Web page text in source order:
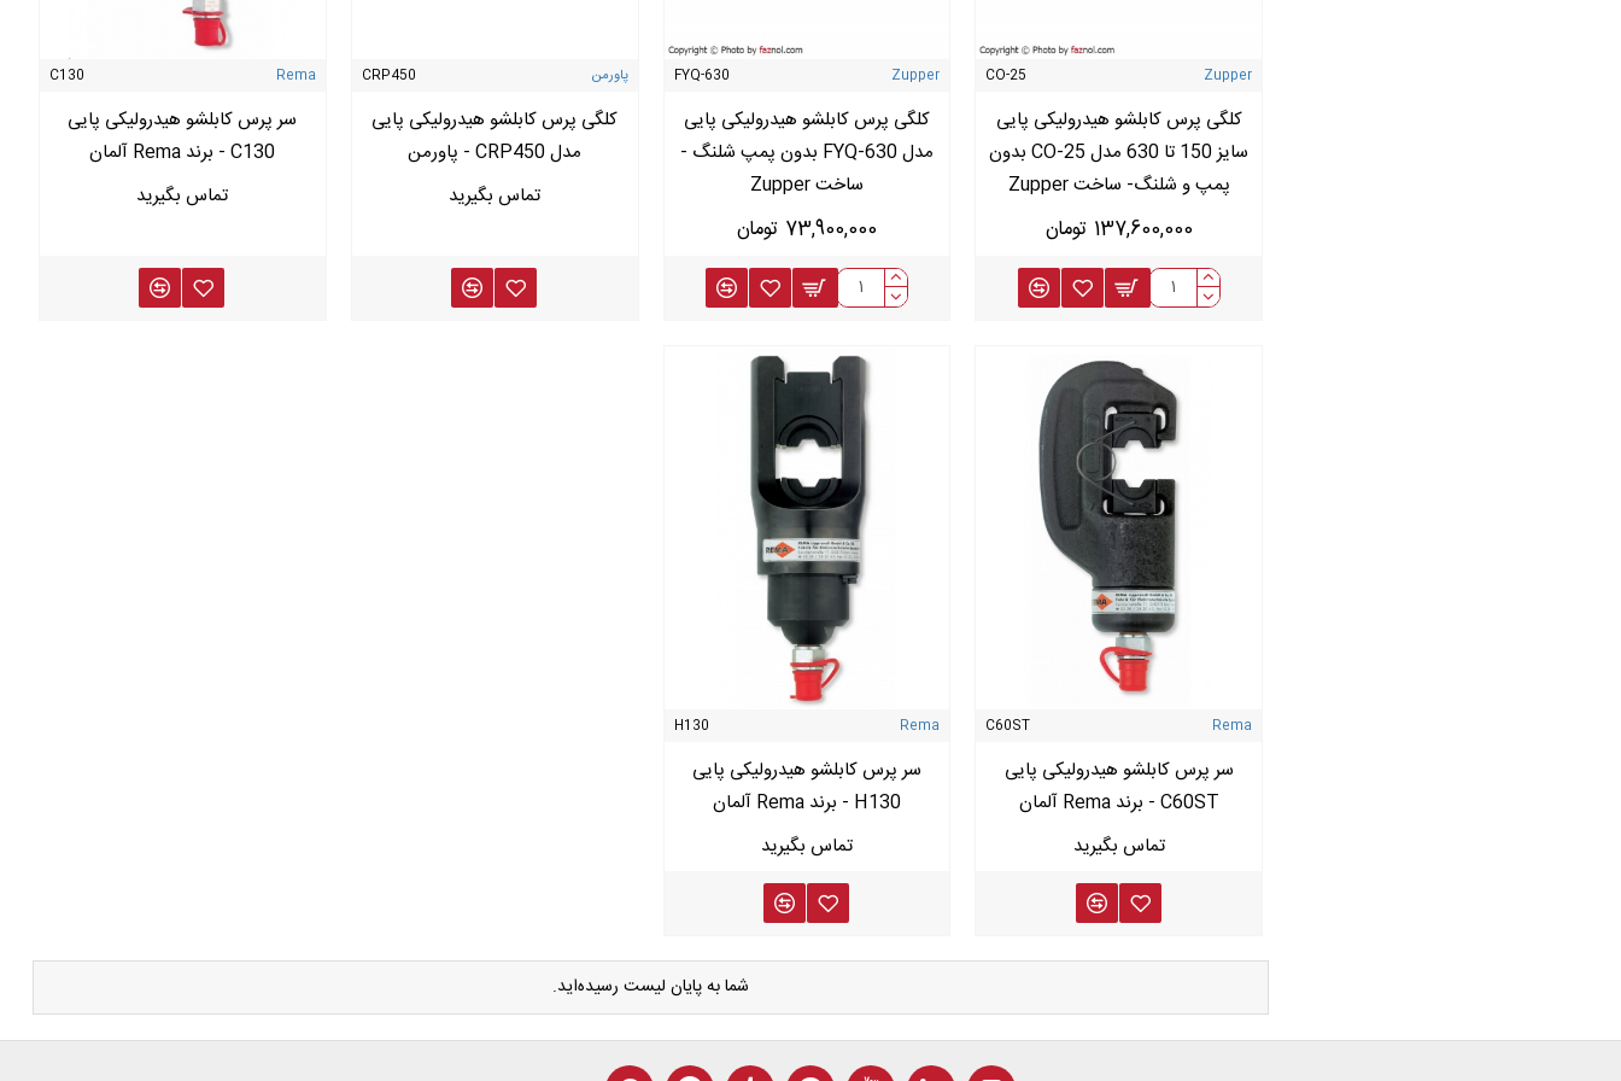
Zupper
CO-25
کلگی پرس کابلشو هیدرولیکی پایی
سایز 150 تا 630 مدل CO-25 بدون
پمپ و شلنگ- ساخت Zupper
137,600,000 تومان
Zupper
FYQ-630
کلگی پرس کابلشو هیدرولیکی پایی
مدل FYQ-630 بدون پمپ شلنگ -
ساخت Zupper
73,900,000 تومان
پاورمن CRP450
کلگی پرس کابلشو هیدرولیکی پایی
مدل CRP450 - پاورمن
Rema
C130
سر پرس کابلشو هیدرولیکی پایی
C130 - برند Rema آلمان
Rema
C60ST
سر پرس کابلشو هیدرولیکی پایی
C60ST - برند Rema آلمان
Rema
H130
سر پرس کابلشو هیدرولیکی پایی
H130 - برند Rema آلمان
شما به پایان لیست رسیده‌اید.